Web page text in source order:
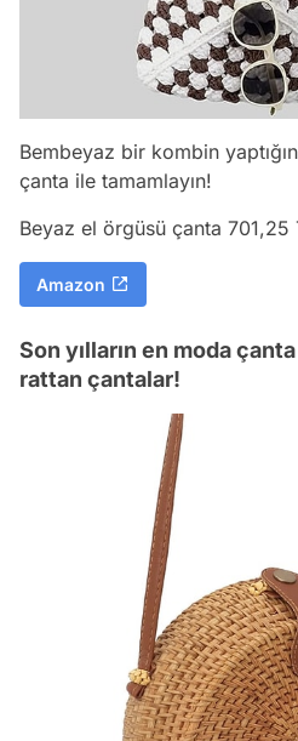
Bembeyaz bir kombin
çanta ile tamamlayın!
Beyaz el örgüsü çanta 701,25
Amazon
Son yılların en moda
rattan çantalar!